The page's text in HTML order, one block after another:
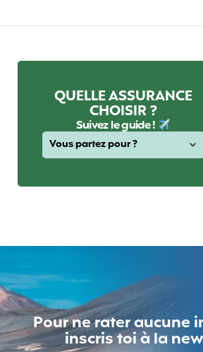
QUELLE ASSURANCE
CHOISIR ?
Suivez le guide !
Pour ne rater aucune
inscris toi à la